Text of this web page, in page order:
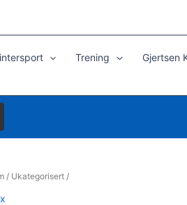
Trening
Gjertsen
/ Ukategorisert/